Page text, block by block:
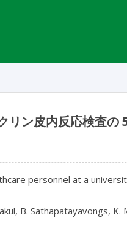
リン皮内反応検査の
personnel at a
B. Sathapatayavongs, K.